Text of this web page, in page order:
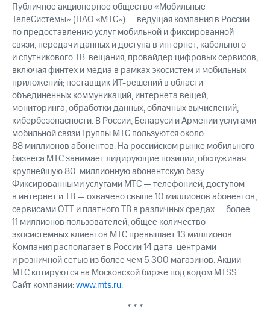
Публичное акционерное общество «Мобильные
ТелеСистемы» (ПАО «МТС») — ведущая компания в России
по предоставлению услуг мобильной и фиксированной
связи, передачи данных и доступа в интернет, кабельного
и спутникового ТВ-вещания; провайдер цифровых сервисов,
включая финтех и медиа в рамках экосистем и мобильных
приложений; поставщик ИТ-решений в области
объединенных коммуникаций, интернета вещей,
мониторинга, обработки данных, облачных вычислений,
кибербезопасности. В России, Беларуси и Армении услугами
мобильной связи Группы МТС пользуются около
88 миллионов абонентов. На российском рынке мобильного
бизнеса МТС занимает лидирующие позиции, обслуживая
крупнейшую 80-миллионную абонентскую базу.
Фиксированными услугами МТС — телефонией, доступом
в интернет и ТВ — охвачено свыше 10 миллионов абонентов,
сервисами OTT и платного ТВ в различных средах — более
11 миллионов пользователей, общее количество
экосистемных клиентов МТС превышает 13 миллионов.
Компания располагает в России 14 дата-центрами
и розничной сетью из более чем 5 300 магазинов. Акции
МТС котируются на Московской бирже под кодом MTSS.
Сайт компании:www.mts.ru.
* * *